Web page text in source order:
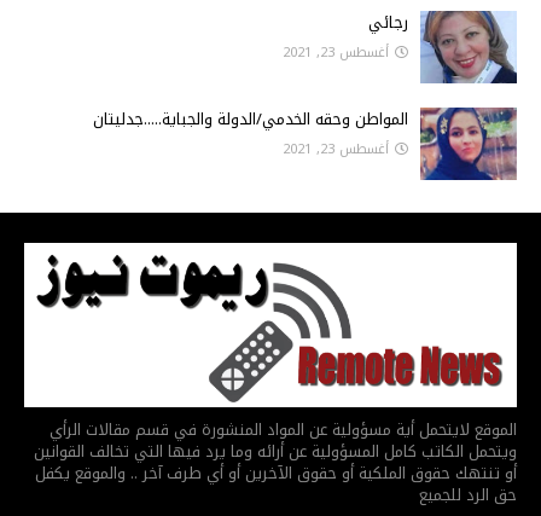
رجائي
أغسطس 23, 2021
المواطن وحقه الخدمي/الدولة والجباية.....جدليتان
أغسطس 23, 2021
الموقع لايتحمل أية مسؤولية عن المواد المنشورة في قسم مقالات الرأي
ويتحمل الكاتب كامل المسؤولية عن أرائه وما يرد فيها التي تخالف القوانين
أو تنتهك حقوق الملكية أو حقوق الآخرين أو أي طرف آخر .. والموقع يكفل
حق الرد للجميع